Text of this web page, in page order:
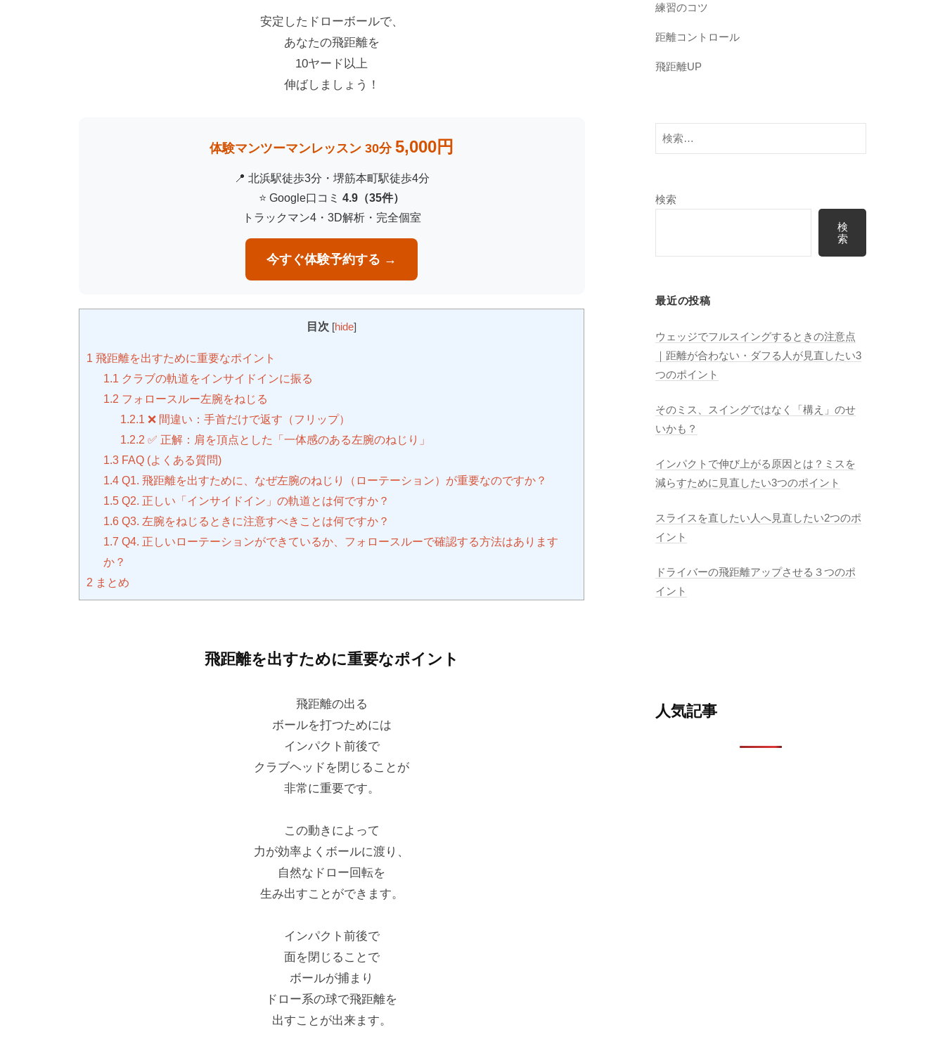
安定したドローボールで、
あなたの飛距離を
10ヤード以上
伸ばしましょう！
体験マンツーマンレッスン 30分5,000円
📍 北浜駅徒歩3分・堺筋本町駅徒歩4分
⭐ Google口コミ4.9（35件）
トラックマン4・3D解析・完全個室
今すぐ体験予約する →
目次 [hide]
1 飛距離を出すために重要なポイント
1.1 クラブの軌道をインサイドインに振る
1.2 フォロースルー左腕をねじる
1.2.1 ❌ 間違い：手首だけで返す（フリップ）
1.2.2 ✅ 正解：肩を頂点とした「一体感のある左腕のねじり」
1.3 FAQ (よくある質問)
1.4 Q1. 飛距離を出すために、なぜ左腕のねじり（ローテーション）が重要なのですか？
1.5 Q2. 正しい「インサイドイン」の軌道とは何ですか？
1.6 Q3. 左腕をねじるときに注意すべきことは何ですか？
1.7 Q4. 正しいローテーションができているか、フォロースルーで確認する方法はあります
か？
2 まとめ
飛距離を出すために重要なポイント
飛距離の出る
ボールを打つためには
インパクト前後で
クラブヘッドを閉じることが
非常に重要です。
この動きによって
力が効率よくボールに渡り、
自然なドロー回転を
生み出すことができます。
インパクト前後で
面を閉じることで
ボールが捕まり
ドロー系の球で飛距離を
出すことが出来ます。
練習のコツ
距離コントロール
飛距離UP
検
索:
検索
検
索
最近の投稿
ウェッジでフルスイングするときの注意点
｜距離が合わない・ダフる人が見直したい3
つのポイント
そのミス、スイングではなく「構え」のせ
いかも？
インパクトで伸び上がる原因とは？ミスを
減らすために見直したい3つのポイント
スライスを直したい人へ見直したい2つのポ
イント
ドライバーの飛距離アップさせる３つのポ
イント
人気記事